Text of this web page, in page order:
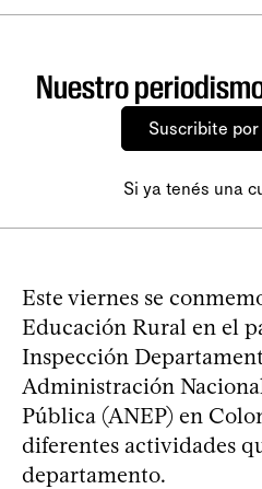
Nuestro
Suscribite
Si ya tenés una
Este viernes se
Educación Rural en el
Inspección
Administración
Pública (ANEP) en
diferentes actividades
departamento.